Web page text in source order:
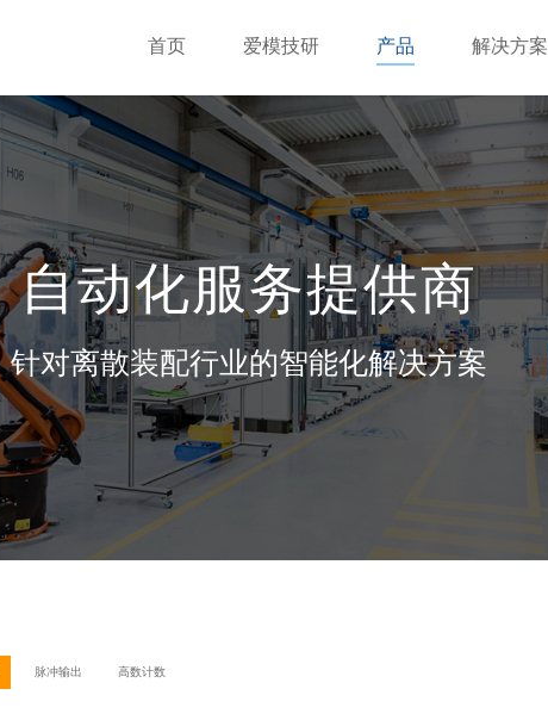
首页 爱模技研 产品 解决方案
自动化服务提供商
针对离散装配行业的智能化解决方案
脉冲输出 高数计数